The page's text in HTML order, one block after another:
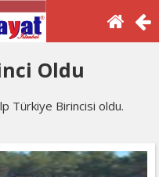
Oldu
Türkiye Birincisi oldu.